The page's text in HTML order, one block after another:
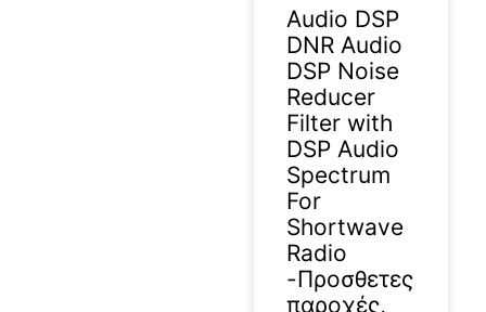
Audio DSP
DNR Audio
DSP Noise
Reducer
Filter with
DSP Audio
Spectrum
For
Shortwave
Radio
-Προσθετες
παροχές,